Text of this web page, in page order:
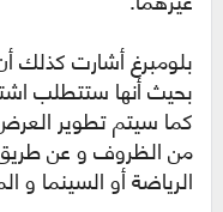
بلومبرغ أشارت كذلك
كما سيتم تطوير
من الظروف و عن
الرياضة أو السينما و